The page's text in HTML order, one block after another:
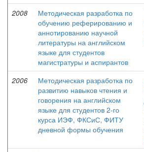
2008
Методическая разработка по
обучению реферированию и
аннотированию научной
литературы на английском
языке для студентов
магистратуры и аспирантов
2006
Методическая разработка по
развитию навыков чтения и
говорения на английском
языке для студентов 2-го
курса ИЭФ, ФКСиС, ФИТУ
дневной формы обучения